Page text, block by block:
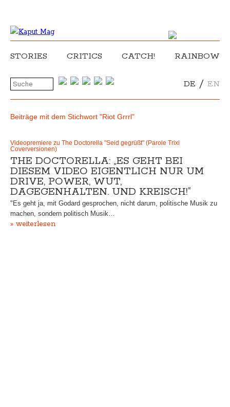
STORIES CRITICS CATCH! RAINBOW
DE / EN
Beiträge mit dem Stichwort "Riot Grrrl"
Videopremiere zu The Doctorella "Seid gegrüßt" (Parole Trixi
Coverversionen)
THE DOCTORELLA: „ES GEHT BEI
DIESEM VIDEO EIGENTLICH NUR UM
DRIVE, POWER, WUT,
DAGEGENHALTEN. UND KREISCH!“
"Es geht ja, mit Godard gesprochen, nicht darum, politische Musik zu
machen, sondern politisch Musik…
» weiterlesen